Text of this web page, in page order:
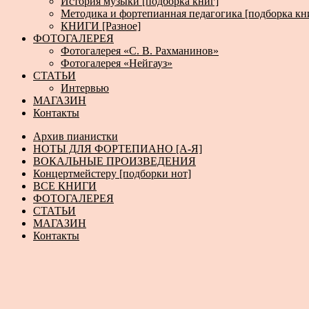
Методика и фортепианная педагогика [подборка
КНИГИ [Разное]
ФОТОГАЛЕРЕЯ
Фотогалерея «С. В. Рахманинов»
Фотогалерея «Нейгауз»
СТАТЬИ
Интервью
МАГАЗИН
Контакты
Архив пианистки
НОТЫ ДЛЯ ФОРТЕПИАНО [А-Я]
ВОКАЛЬНЫЕ ПРОИЗВЕДЕНИЯ
Концертмейстеру [подборки нот]
ВСЕ КНИГИ
ФОТОГАЛЕРЕЯ
СТАТЬИ
МАГАЗИН
Контакты